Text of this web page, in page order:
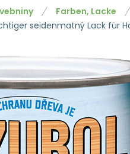
Farben, Lacke
seidenmatný Lack für